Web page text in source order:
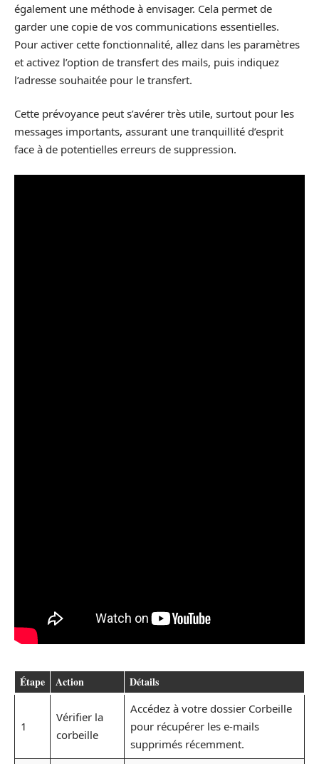
également une méthode à envisager. Cela permet de
garder une copie de vos communications essentielles.
Pour activer cette fonctionnalité, allez dans les paramètres
et activez l’option de transfert des mails, puis indiquez
l’adresse souhaitée pour le transfert.
Cette prévoyance peut s’avérer très utile, surtout pour les
messages importants, assurant une tranquillité d’esprit
face à de potentielles erreurs de suppression.
Étape Action Détails
1
Vérifier la
corbeille
Accédez à votre dossier Corbeille
pour récupérer les e-mails
supprimés récemment.